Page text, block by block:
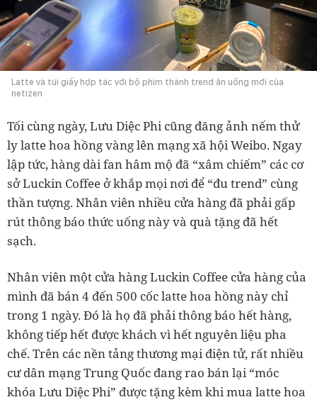
Latte và túi giấy hợp tác với bộ phim thành trend ăn uống mới của
netizen
Tối cùng ngày, Lưu Diệc Phi cũng đăng ảnh nếm thử
ly latte hoa hồng vàng lên mạng xã hội Weibo. Ngay
lập tức, hàng dài fan hâm mộ đã “xâm chiếm” các cơ
sở Luckin Coffee ở khắp mọi nơi để “đu trend” cùng
thần tượng. Nhân viên nhiều cửa hàng đã phải gấp
rút thông báo thức uống này và quà tặng đã hết
sạch.
Nhân viên một cửa hàng Luckin Coffee cửa hàng của
mình đã bán 4 đến 500 cốc latte hoa hồng này chỉ
trong 1 ngày. Đó là họ đã phải thông báo hết hàng,
không tiếp hết được khách vì hết nguyên liệu pha
chế. Trên các nền tảng thương mại điện tử, rất nhiều
cư dân mạng Trung Quốc đang rao bán lại “móc
khóa Lưu Diệc Phi” được tặng kèm khi mua latte hoa